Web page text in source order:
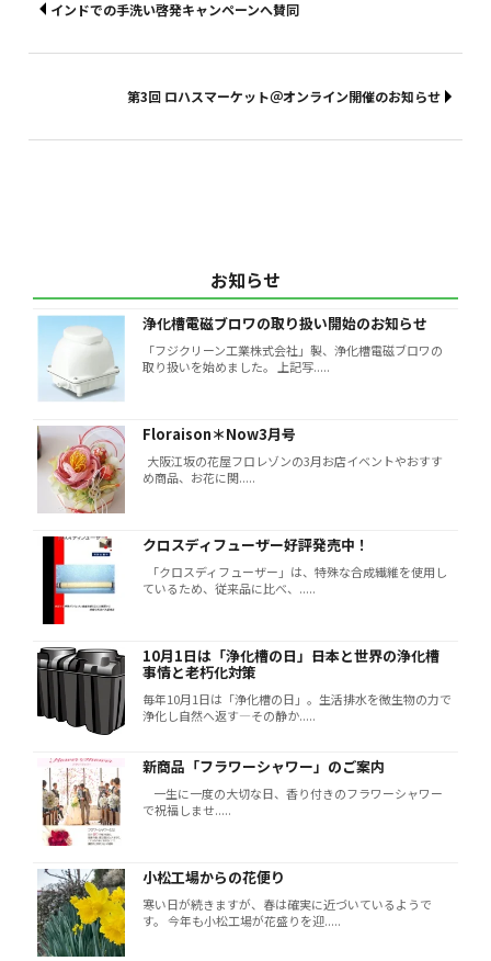
インドでの手洗い啓発キャンペーンへ賛同
第3回 ロハスマーケット＠オンライン開催のお知らせ
お知らせ
浄化槽電磁ブロワの取り扱い開始のお知らせ
「フジクリーン工業株式会社」製、浄化槽電磁ブロワの
取り扱いを始めました。 上記写.....
Floraison＊Now3月号
大阪江坂の花屋フロレゾンの3月お店イベントやおすす
め商品、お花に関.....
クロスディフューザー好評発売中！
「クロスディフューザー」は、特殊な合成繊維を使用し
ているため、従来品に比べ、.....
10月1日は「浄化槽の日」――日本と世界の浄化槽
事情と老朽化対策
毎年10月1日は「浄化槽の日」。生活排水を微生物の力で
浄化し自然へ返す―その静か.....
新商品「フラワーシャワー」のご案内
一生に一度の大切な日、香り付きのフラワーシャワー
で祝福しませ.....
小松工場からの花便り
寒い日が続きますが、春は確実に近づいているようで
す。 今年も小松工場が花盛りを迎.....